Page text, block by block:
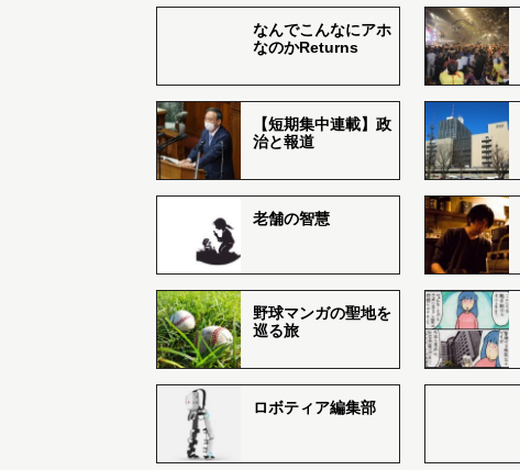
なんでこんなにアホ
なのかReturns
【短期集中連載】政
治と報道
老舗の智慧
野球マンガの聖地を
巡る旅
ロボティア編集部